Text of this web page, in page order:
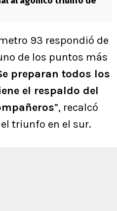
93 respondió de
de los puntos más
preparan todos los
el respaldo del
”, recalcó
triunfo en el sur.